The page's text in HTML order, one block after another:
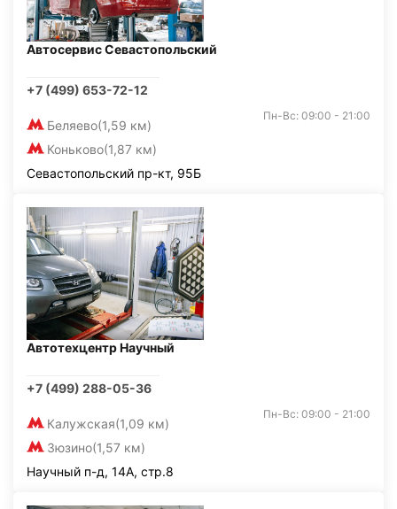
Автосервис Севастопольский
+7 (499) 653-72-12
Беляево(1,59 км)
Коньково(1,87 км)
Пн-Вс: 09:00 - 21:00
Севастопольский пр-кт, 95Б
Автотехцентр Научный
+7 (499) 288-05-36
Калужская(1,09 км)
Зюзино(1,57 км)
Пн-Вс: 09:00 - 21:00
Научный п-д, 14А, стр.8